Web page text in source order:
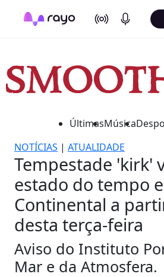
On Air Podcasts
ÚltimasMúsica
NOTÍCIAS | ATUALIDADE
Tempestade 'kirk'
estado do tempo
Continental a
desta terça-feira
Aviso do Instituto
Mar e da Atmosfera.